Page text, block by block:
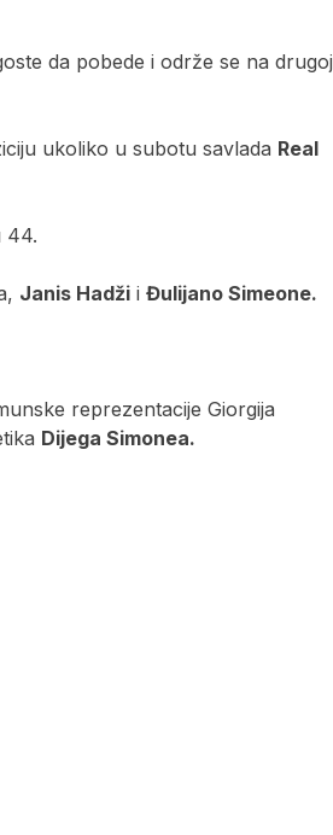
da pobede i održe se na drugoj
ukoliko u subotu savlada Real
44.
Janis Hadži i Đulijano Simeone.
reprezentacije Giorgija
Dijega Simonea.